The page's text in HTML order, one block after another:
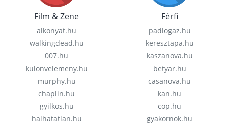
Film & Zene
alkonyat.hu
walkingdead.hu
007.hu
kulonvelemeny.hu
murphy.hu
chaplin.hu
gyilkos.hu
halhatatlan.hu
Férfi
padlogaz.hu
keresztapa.hu
kaszanova.hu
betyar.hu
casanova.hu
kan.hu
cop.hu
gyakornok.hu